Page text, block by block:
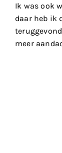
Ik was ook
daar heb ik
meer